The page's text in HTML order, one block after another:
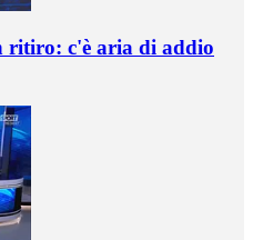
c'è aria di addio